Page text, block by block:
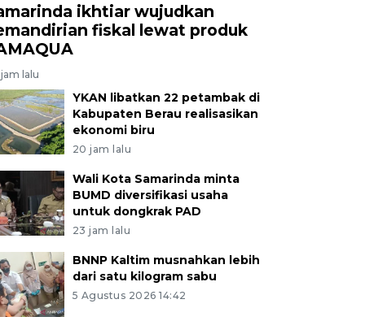
ikhtiar wujudkan
fiskal lewat produk
lalu
YKAN libatkan 22 petambak di
Kabupaten Berau realisasikan
ekonomi biru
20 jam lalu
Wali Kota Samarinda minta
BUMD diversifikasi usaha
untuk dongkrak PAD
23 jam lalu
BNNP Kaltim musnahkan lebih
dari satu kilogram sabu
5 Agustus 2026 14:42